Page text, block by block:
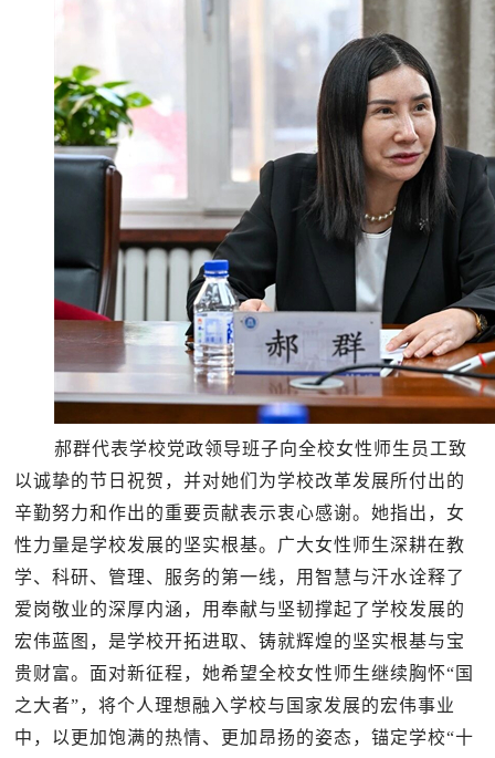
郝群代表学校党政领导班子向全校女性师生员工致
以诚挚的节日祝贺，并对她们为学校改革发展所付出的
辛勤努力和作出的重要贡献表示衷心感谢。她指出，女
性力量是学校发展的坚实根基。广大女性师生深耕在教
学、科研、管理、服务的第一线，用智慧与汗水诠释了
爱岗敬业的深厚内涵，用奉献与坚韧撑起了学校发展的
宏伟蓝图，是学校开拓进取、铸就辉煌的坚实根基与宝
贵财富。面对新征程，她希望全校女性师生继续胸怀“国
之大者”，将个人理想融入学校与国家发展的宏伟事业
中，以更加饱满的热情、更加昂扬的姿态，锚定学校“十